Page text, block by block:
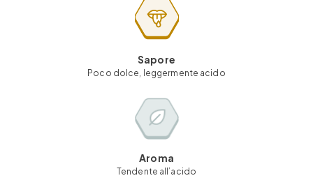
Sapore
Poco dolce, leggermente acido
Aroma
Tendente all’acido